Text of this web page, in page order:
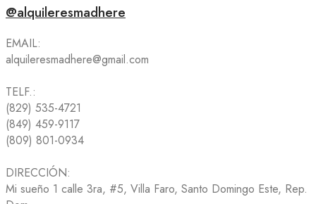
@alquileresmadhere
EMAIL:
alquileresmadhere@gmail.com
TELF.:
(829) 535-4721
(849) 459-9117
(809) 801-0934
DIRECCIÓN:
Mi sueño 1 calle 3ra, #5, Villa Faro, Santo Domingo Este, Rep.